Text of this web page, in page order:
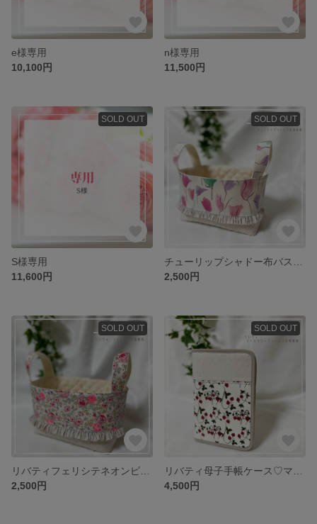
e様専用
10,100円
n様専用
11,500円
SOLD OUT
S様専用
11,600円
SOLD OUT
2,500円
SOLD OUT
2,500円
SOLD OUT
4,500円